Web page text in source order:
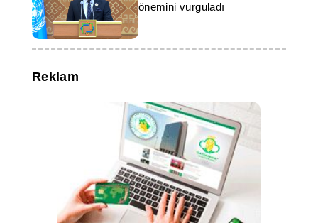
önemini vurguladı
Reklam